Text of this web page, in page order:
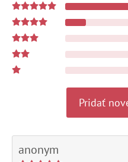
Pridať
anonym